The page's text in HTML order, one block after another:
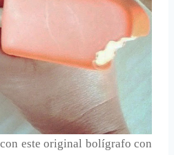
este original bolígrafo con